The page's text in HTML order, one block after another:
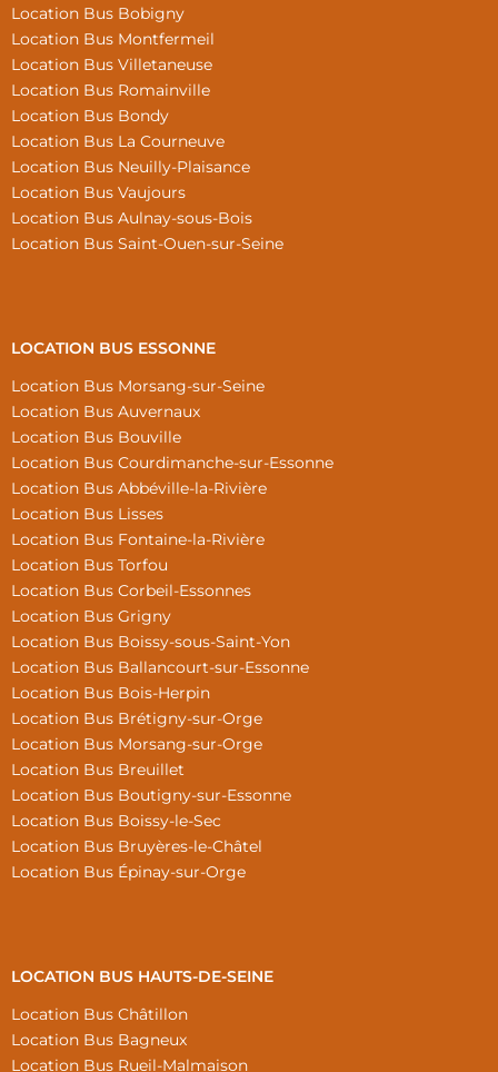
Location Bus Bobigny
Location Bus Montfermeil
Location Bus Villetaneuse
Location Bus Romainville
Location Bus Bondy
Location Bus La Courneuve
Location Bus Neuilly-Plaisance
Location Bus Vaujours
Location Bus Aulnay-sous-Bois
Location Bus Saint-Ouen-sur-Seine
LOCATION BUS ESSONNE
Location Bus Morsang-sur-Seine
Location Bus Auvernaux
Location Bus Bouville
Location Bus Courdimanche-sur-Essonne
Location Bus Abbéville-la-Rivière
Location Bus Lisses
Location Bus Fontaine-la-Rivière
Location Bus Torfou
Location Bus Corbeil-Essonnes
Location Bus Grigny
Location Bus Boissy-sous-Saint-Yon
Location Bus Ballancourt-sur-Essonne
Location Bus Bois-Herpin
Location Bus Brétigny-sur-Orge
Location Bus Morsang-sur-Orge
Location Bus Breuillet
Location Bus Boutigny-sur-Essonne
Location Bus Boissy-le-Sec
Location Bus Bruyères-le-Châtel
Location Bus Épinay-sur-Orge
LOCATION BUS HAUTS-DE-SEINE
Location Bus Châtillon
Location Bus Bagneux
Location Bus Rueil-Malmaison